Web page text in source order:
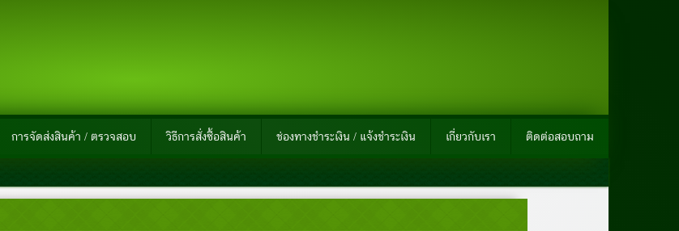
การจัดส่งสินค้า / ตรวจสอบ วิธีการสั่งซื้อสินค้า ช่องทางชำระเงิน / แจ้งชำระเงิน เกี่ยวกับเรา ติดต่อสอบถาม